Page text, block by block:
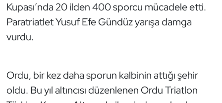
Kupası’nda 20 ilden 400 sporcu mücadele etti.
Paratriatlet Yusuf Efe Gündüz yarışa damga
vurdu.
Ordu, bir kez daha sporun kalbinin attığı şehir
oldu. Bu yıl altıncısı düzenlenen Ordu Triatlon
E-Spor
Eskrim
Futsal